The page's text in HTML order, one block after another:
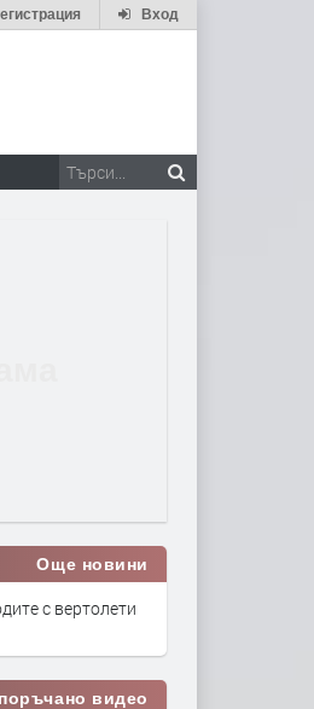
Вход
Още новини
с вертолети
видео